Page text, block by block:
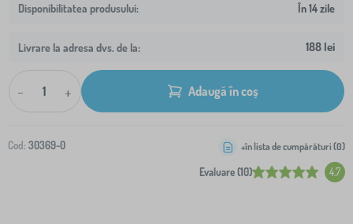
În 14 zile
Livrare la adresa dvs. de la: 188 lei
- + Adaugă în coș
Cod: 30369-0
Evaluare (10) 4.7
+în lista de cumpărături (0)